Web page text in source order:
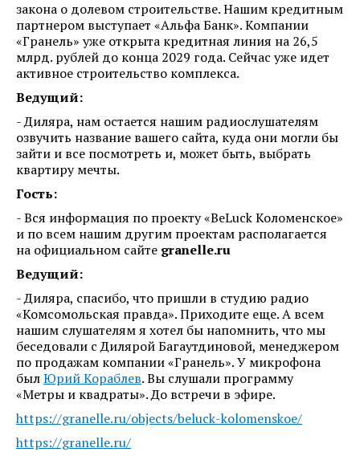
закона о долевом строительстве. Нашим кредитным
партнером выступает «Альфа Банк». Компании
«Гранель» уже открыта кредитная линия на 26,5
млрд. рублей до конца 2029 года. Сейчас уже идет
активное строительство комплекса.
Ведущий:
- Диляра, нам остается нашим радиослушателям
озвучить название вашего сайта, куда они могли бы
зайти и все посмотреть и, может быть, выбрать
квартиру мечты.
Гость:
- Вся информация по проекту «BeLuck Коломенское»
и по всем нашим другим проектам располагается
на официальном сайте granelle.ru
Ведущий:
- Диляра, спасибо, что пришли в студию радио
«Комсомольская правда». Приходите еще. А всем
нашим слушателям я хотел бы напомнить, что мы
беседовали с Дилярой Багаутдиновой, менеджером
по продажам компании «Гранель». У микрофона
былЮрий Кораблев. Вы слушали программу
«Метры и квадраты». До встречи в эфире.
https://granelle.ru/objects/beluck-kolomenskoe/
https://granelle.ru/